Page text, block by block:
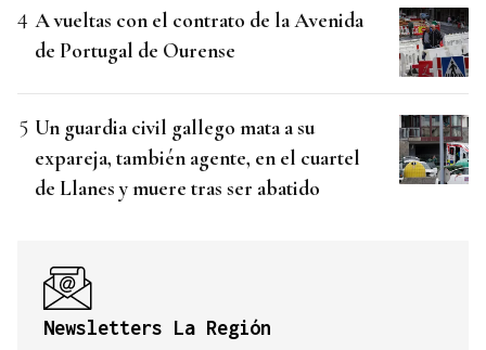
A vueltas con el contrato de la Avenida
de Portugal de Ourense
Un guardia civil gallego mata a su
expareja, también agente, en el cuartel
de Llanes y muere tras ser abatido
Newsletters La Región